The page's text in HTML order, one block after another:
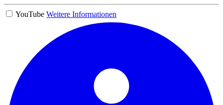
YouTube Weitere Informationen